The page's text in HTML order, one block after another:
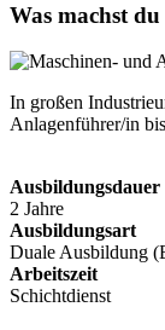
Was machst
In großen
Anlagenführer/in
Ausbildungsdauer
2 Jahre
Ausbildungsart
Duale Ausbildung
Arbeitszeit
Schichtdienst